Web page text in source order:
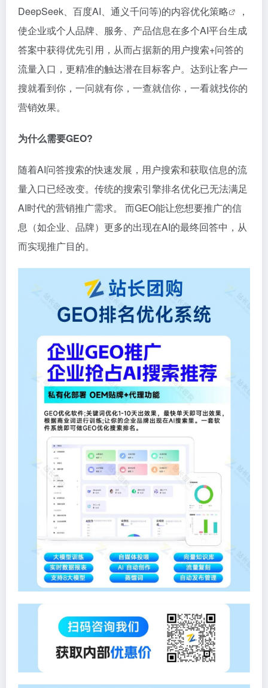
DeepSeek、百度AI、通义千问等)的内容优化策略
，
使企业或个人品牌、服务、产品信息在多个AI平台生成
答案中获得优先引用，从而占据新的用户搜索+问答的
流量入口，更精准的触达潜在目标客户。达到让客户一
搜就看到你，一问就有你，一查就信你，一看就找你的
营销效果。
为什么需要GEO?
随着AI问答搜索的快速发展，用户搜索和获取信息的流
量入口已经改变。传统的搜索引擎排名优化已无法满足
AI时代的营销推广需求。 而GEO能让您想要推广的信
息（如企业、品牌）更多的出现在AI的最终回答中，从
而实现推广目的。